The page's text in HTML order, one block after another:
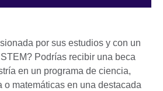
por sus estudios y con un
Podrías recibir una beca
en un programa de ciencia,
matemáticas en una destacada